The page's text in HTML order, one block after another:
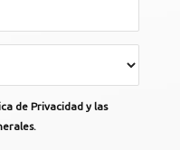
de Privacidad y las